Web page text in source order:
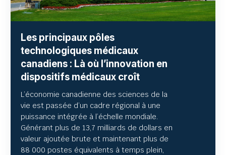
Les principaux pôles
technologiques médicaux
canadiens : Là où l’innovation en
dispositifs médicaux croît
L’économie canadienne des sciences de la
vie est passée d’un cadre régional à une
puissance intégrée à l’échelle mondiale.
Générant plus de 13,7 milliards de dollars en
valeur ajoutée brute et maintenant plus de
88 000 postes équivalents à temps plein,